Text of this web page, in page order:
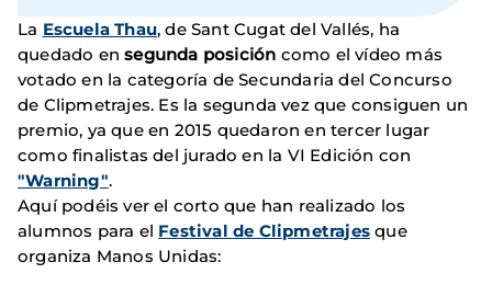
La Escuela Thau, de Sant Cugat del Vallés, ha
quedado ensegunda posición como el vídeo más
votado en la categoría de Secundaria del Concurso
de Clipmetrajes. Es la segunda vez que consiguen un
premio, ya que en 2015 quedaron en tercer lugar
como finalistas del jurado en la VI Edición con
"Warning".
Aquí podéis ver el corto que han realizado los
alumnos para el Festival de Clipmetrajes que
organiza Manos Unidas: